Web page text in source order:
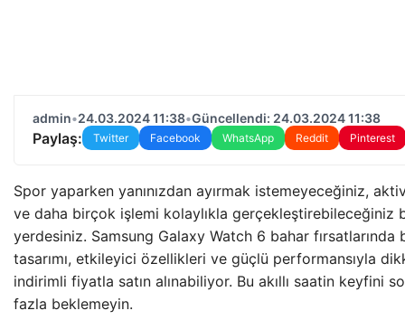
admin•24.03.2024 11:38•Güncellendi: 24.03.2024 11:38
Paylaş: Twitter Facebook WhatsApp Reddit Pinterest
Spor yaparken yanınızdan ayırmak istemeyeceğiniz,
ve daha birçok işlemi kolaylıkla gerçekleştirebileceğiniz
yerdesiniz. Samsung Galaxy Watch 6 bahar fırsatlarında
tasarımı, etkileyici özellikleri ve güçlü performansıyla
indirimli fiyatla satın alınabiliyor. Bu akıllı saatin keyfini
fazla beklemeyin.